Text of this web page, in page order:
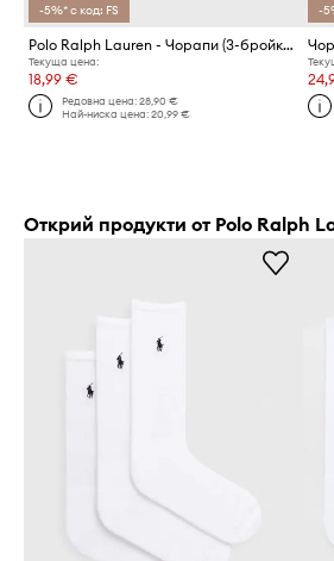
-5%* с код: FS
Polo Ralph Lauren - Чорапи (3-бройки)
Текуща цена:
18,99 €
Редовна цена:28,90 €
Най-ниска цена:20,99 €
-
Открий продукти от Polo Ralph